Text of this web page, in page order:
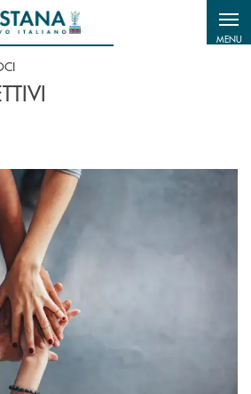
MENU